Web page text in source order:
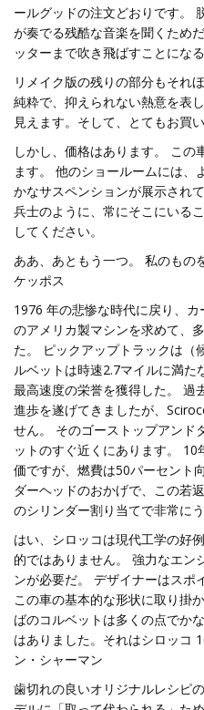
ールグッドの注文どおりです。
が奏でる残酷な音楽を聞くため
ッターまで吹き飛ばすことになる
リメイク版の残りの部分もそれ
純粋で、抑えられない熱意を表
見えます。そして、とてもお買
しかし、価格はあります。 この
ます。 他のショールームには、
かなサスペンションが展示され
兵士のように、常にそこにいる
してください。
ああ、あともう一つ。 私のもの
ケッポス
1976 年の悲惨な時代に戻り、
のアメリカ製マシンを求めて、
た。 ピックアップトラックは（
ルベットは時速2.7マイルに満
最高速度の栄誉を獲得した。 過
進歩を遂げてきましたが、
せん。 そのゴーストップアンド
ットのすぐ近くにあります。
価ですが、燃費は50パーセント
ダーヘッドのおかげで、この若
のシリンダー割り当てで非常に
はい、シロッコは現代工学の好
的ではありません。 強力なエン
ンが必要だ。 デザイナーはスポ
この車の基本的な形状に取り掛
ばのコルベットは多くの点でか
はありました。それはシロッコ
ン・シャーマン
歯切れの良いオリジナルレシピ